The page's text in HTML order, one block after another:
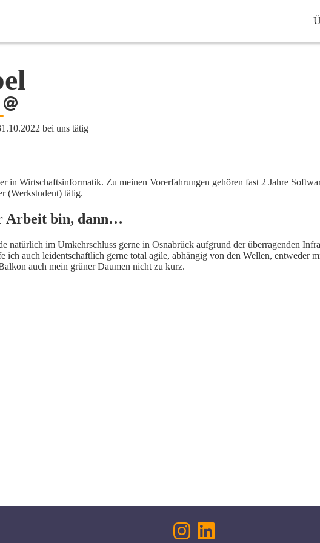
bei uns tätig
in Wirtschaftsinformatik. Zu meinen Vorerfahrungen gehören fast 2 Jahre
(Werkstudent) tätig.
Arbeit bin, dann…
natürlich im Umkehrschluss gerne in Osnabrück aufgrund der überragenden
ich auch leidentschaftlich gerne total agile, abhängig von den Wellen, entweder
auch mein grüner Daumen nicht zu kurz.